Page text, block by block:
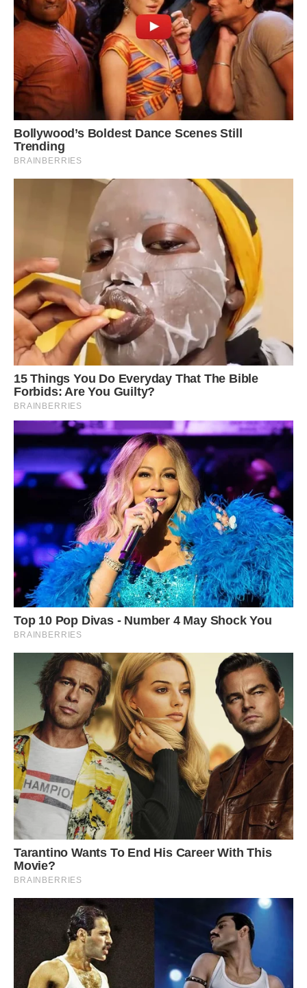
Я пропонувала не раз братові узаконити відносини,
скільки можна ходити холостяком. Живуть разом, дитина
Незабаром вони розписалися, брат удочерив Юлю, вона
зраділа, що може називати його татом. Дівчинка просто
чудо. Жили вони дуже дружно, Світлана була хорошою
дружиною, дбала про чоловіка, як рідкісна дружина може
піклуватися. Юля любила батька, більше ніж мати. Він був
для неї всім.
Вона виросла, вивчилася, вийшла заміж. Батько для неї як
і раніше найкращий чоловік у світі.
Якось вони посварилися, він приїхав ночувати до мене.
Сіли, випили по чарочці. Він сказав, що не шкодує що
одружився, але Світлану ніколи не любив.
Була у нього жінка, яку він полюбив, коли Світлана вже
нapoдила дочку. Він не міг кинути Світлану напризволяще
з дитиною. Вона хороша дружина і мати, будинки
затишок, чистота і порядок, він знав, що вона його
любить.
Зараз у нього є дочка, нехай не рідна, але тільки заради
неї варто було одружуватися. На жаль, Світлана не змогла
нapoдити спільних дітей, не виходило. У неї були
проблеми, лікувалася, але винocити дитину не змогла.
Через час приїхала Світлана, зайшла в будинок, кинулася
до брата:
-Толя, рідний, прости, я була не права. Прости дурну свою
дружину. Брат обійняв її: